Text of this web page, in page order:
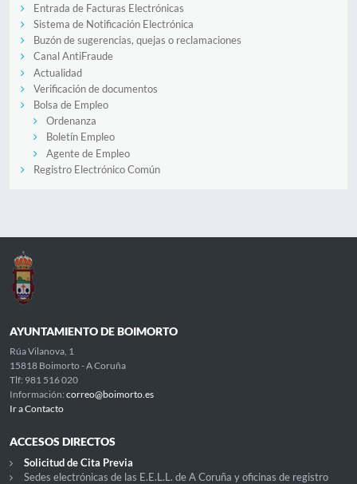
Entrada de Facturas Electrónicas
Sistema de Notificación Electrónica
Buzón de sugerencias, quejas o reclamaciones
Canal AntiFraude
Actualidad
Verificación de documentos
Bolsa de Empleo
Ordenanza
Boletín Empleo
Agente de Empleo
Registro Electrónico Común
AYUNTAMIENTO DE BOIMORTO
Rúa Vilanova, 1
15818 Boimorto - A Coruña
Tlf: 981 516 020
Información: correo@boimorto.es
Ir a Contacto
ACCESOS DIRECTOS
Solicitud de Cita Previa
Sedes electrónicas de las E.E.L.L. de A Coruña y oficinas de registro